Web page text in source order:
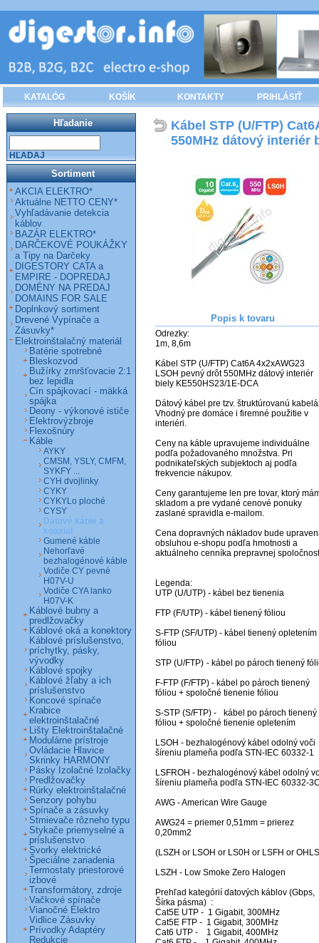
KATALÓG KOŠÍK KONTAKTY PRIHLÁSIŤ
Kábel STP (U/FTP)
550MHz dátový interiér
Popis k tovaru
Odrezky:
1m, 8,6m
Kábel STP (U/FTP) Cat6A 4x2xAWG23
LSOH pevný drôt 550MHz dátový interiér
biely KE550HS23/1E-DCA
Dátový kábel pre tzv. štruktúrovanú
Vhodný pre domáce i firemné použitie v
interiéri.
Ceny na káble upravujeme individuálne
podľa požadovaného množstva. Pri
podnikateľských subjektoch aj podľa
frekvencie nákupov.
Ceny garantujeme len pre tovar, ktorý
skladom a pre vydané cenové ponuky
zaslané spravidla e-mailom.
Cena dopravných nákladov bude
obsluhou e-shopu podľa hmotnosti a
aktuálneho cenníka prepravnej
Legenda:
UTP (U/UTP) - kábel bez tienenia
FTP (F/UTP) - kábel tienený fóliou
S-FTP (SF/UTP) - kábel tienený opletením
fóliou
STP (U/FTP)	- kábel po pároch tienený fóliou
F-FTP (F/FTP) - kábel po pároch tienený
fóliou + spoločné tienenie fóliou
S-STP (S/FTP) -	kábel po pároch tienený
fóliou + spoločné tienenie opletením
LSOH - bezhalogénový kábel odolný voči
šíreniu plameňa podľa STN-IEC 60332-1
LSFROH - bezhalogénový kábel odolný
šíreniu plameňa podľa STN-IEC 60332-
AWG - American Wire Gauge
AWG24 = priemer 0,51mm = prierez
0,20mm2
(LSZH or LSOH or LS0H or LSFH or
LSZH - Low Smoke Zero Halogen
Prehľad kategórií datových káblov (Gbps,
Šírka pásma)  :
Cat5E UTP -  1 Gigabit, 300MHz
Cat5E FTP -  1 Gigabit, 300MHz
Cat6 UTP -    1 Gigabit, 400MHz
Hľadanie
HĽADAJ
Sortiment
AKCIA ELEKTRO*
Aktuálne NETTO CENY*
Vyhľadávanie detekcia
káblov
BAZÁR ELEKTRO*
DARČEKOVÉ POUKÁŽKY
a Tipy na Darčeky
DIGESTORY CATA a
EMPIRE - DOPREDAJ
DOMÉNY NA PREDAJ
DOMAINS FOR SALE
Doplnkový sortiment
Drevené Vypínače a
Zásuvky*
Elektroinštalačný materiál
Batérie spotrebné
Bleskozvod
Bužírky zmršťovacie 2:1
bez lepidla
Cín spájkovací - mäkká
spájka
Deony - výkonové ističe
Elektrovýzbroje
Flexošnúry
Káble
AYKY
CMSM, YSLY, CMFM,
SYKFY ...
CYH dvojlinky
CYKY
CYKYLo ploché
CYSY
Dátové káble a
koaxial
Gumené káble
Nehorľavé
bezhalogénové káble
Vodiče CY pevné
H07V-U
Vodiče CYA lanko
H07V-K
Káblové bubny a
predlžovačky
Káblové oká a konektory
Káblové príslušenstvo,
príchytky, pásky,
vývodky
Káblové spojky
Káblové žľaby a ich
príslušenstvo
Koncové spínače
Krabice
elektroinštalačné
Lišty Elektroinštalačné
Modulárne prístroje
Ovládacie Hlavice
Skrinky HARMONY
Pásky Izolačné Izolačky
Predlžovačky
Rúrky elektroinštalačné
Senzory pohybu
Spínače a zásuvky
Stmievače rôzneho typu
Stykače priemyselné a
príslušenstvo
Svorky elektrické
Špeciálne zariadenia
Termostaty priestorové
izbové
Transformátory, zdroje
Vačkové spínače
Vianočné Elektro
Vidlice Zásuvky
Prívodky Adaptéry
Redukcie